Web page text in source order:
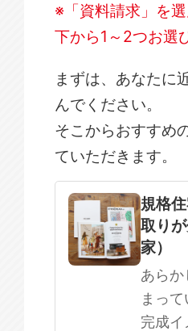
※「資料請求」を
下から1～2つお選
まずは、あなたに
んでください。
そこからおすすめ
ていただきます。
規格住宅
SOWOOD
まだ何も決ま
規格
取り
家）
あら
まっ
完成